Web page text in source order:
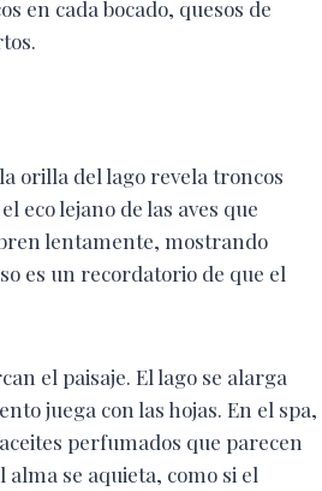
en cada bocado, quesos de
orilla del lago revela troncos
eco lejano de las aves que
lentamente, mostrando
es un recordatorio de que el
el paisaje. El lago se alarga
juega con las hojas. En el spa,
perfumados que parecen
se aquieta, como si el